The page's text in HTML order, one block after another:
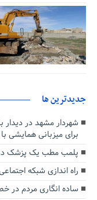
جديدترين ها
شهردار مشهد در دیدار
برای میزبانی همایشی
پلمب مطب یک پزشک در
راه اندازی شبکه
ساده انگاری مردم در